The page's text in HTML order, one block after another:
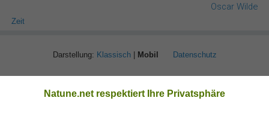
Oscar Wilde
Zeit
Darstellung: Klassisch| Mobil Datenschutz
Natune.net respektiert Ihre Privatsphäre